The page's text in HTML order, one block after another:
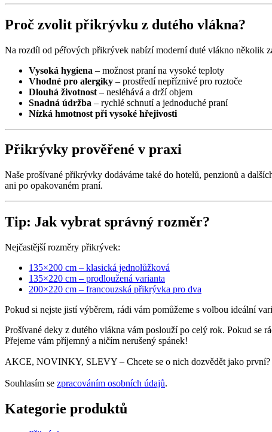
Proč zvolit přikrývku z dutého vlákna?
Na rozdíl od péřových přikrývek nabízí moderní duté vlákno několik
Vysoká hygiena – možnost praní na vysoké teploty
Vhodné pro alergiky – prostředí nepříznivé pro roztoče
Dlouhá životnost – nesléhává a drží objem
Snadná údržba – rychlé schnutí a jednoduché praní
Nízká hmotnost při vysoké hřejivosti
Přikrývky prověřené v praxi
Naše prošívané přikrývky dodáváme také do hotelů, penzionů a
ani po opakovaném praní.
Tip: Jak vybrat správný rozměr?
Nejčastější rozměry přikrývek:
135×200 cm – klasická jednolůžková
135×220 cm – prodloužená varianta
200×220 cm – francouzská přikrývka pro dva
Pokud si nejste jistí výběrem, rádi vám pomůžeme s volbou ideální
Prošívané deky z dutého vlákna vám poslouží po celý rok. Pokud se
Přejeme vám příjemný a ničím nerušený spánek!
AKCE, NOVINKY, SLEVY – Chcete se o nich dozvědět jako první?
Souhlasím se zpracováním osobních údajů.
Kategorie produktů